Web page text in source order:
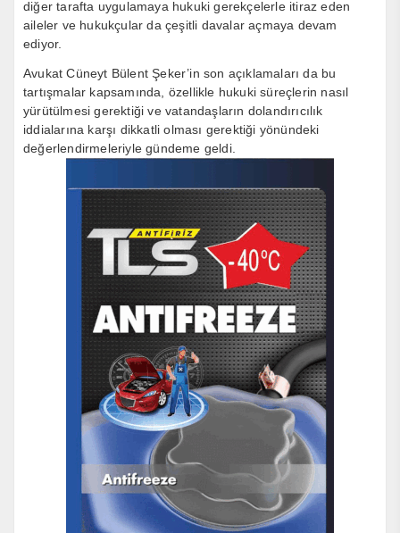
diğer tarafta uygulamaya hukuki gerekçelerle itiraz eden
aileler ve hukukçular da çeşitli davalar açmaya devam
ediyor.
Avukat Cüneyt Bülent Şeker’in son açıklamaları da bu
tartışmalar kapsamında, özellikle hukuki süreçlerin nasıl
yürütülmesi gerektiği ve vatandaşların dolandırıcılık
iddialarına karşı dikkatli olması gerektiği yönündeki
değerlendirmeleriyle gündeme geldi.